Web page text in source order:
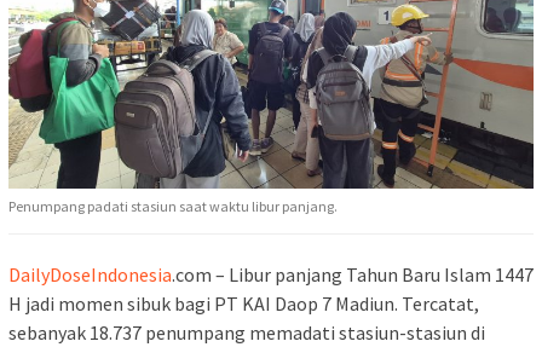
Penumpang padati stasiun saat waktu libur panjang.
DailyDoseIndonesia.com – Libur panjang Tahun Baru Islam 1447
H jadi momen sibuk bagi PT KAI Daop 7 Madiun. Tercatat,
sebanyak 18.737 penumpang memadati stasiun-stasiun di